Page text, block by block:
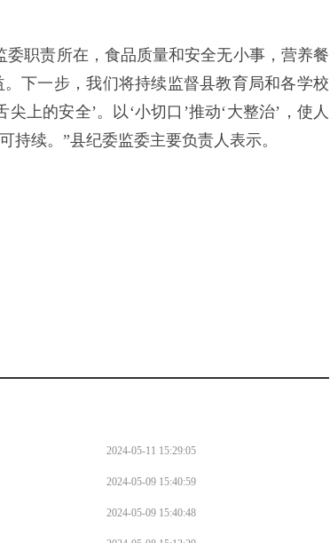
职责所在，食品质量和安全无小事，营养餐
下一步，我们将持续监督县教育局和各学校
上的安全’。以‘小切口’推动‘大整治’，使人
续。”县纪委监委主要负责人表示。
2024-05-11 15:29:05
2024-05-09 15:40:59
2024-05-09 15:40:48